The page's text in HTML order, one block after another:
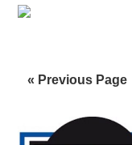
« Go
Previous Page
Primary